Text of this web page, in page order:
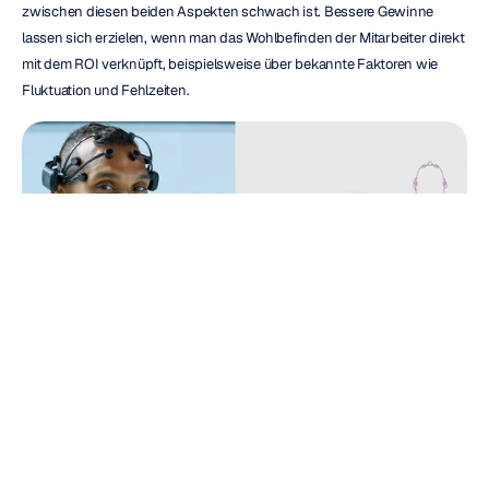
zwischen diesen beiden Aspekten schwach ist. Bessere Gewinne
lassen sich erzielen, wenn man das Wohlbefinden der Mitarbeiter direkt
mit dem ROI verknüpft, beispielsweise über bekannte Faktoren wie
Fluktuation und Fehlzeiten.